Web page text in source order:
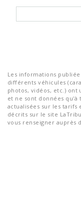
Les informations
différents véhicules
photos, vidéos, etc.)
et ne sont données
actualisées sur les tarifs
décrits sur le site
vous renseigner auprès